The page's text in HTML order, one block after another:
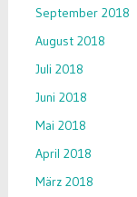
September 2018
August 2018
Juli 2018
Juni 2018
Mai 2018
April 2018
März 2018